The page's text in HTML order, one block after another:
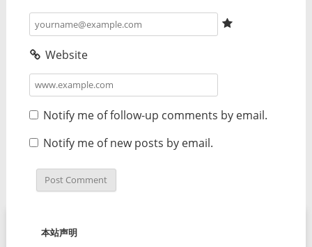
Website
Notify me of follow-up comments by email.
Notify me of new posts by email.
本站声明